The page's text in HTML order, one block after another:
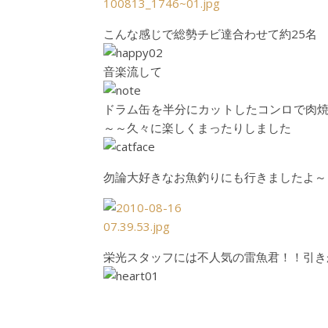
こんな感じで総勢チビ達合わせて約25名
音楽流して
ドラム缶を半分にカットしたコンロで肉
～～久々に楽しくまったりしました
勿論大好きなお魚釣りにも行きましたよ～
栄光スタッフには不人気の雷魚君！！引